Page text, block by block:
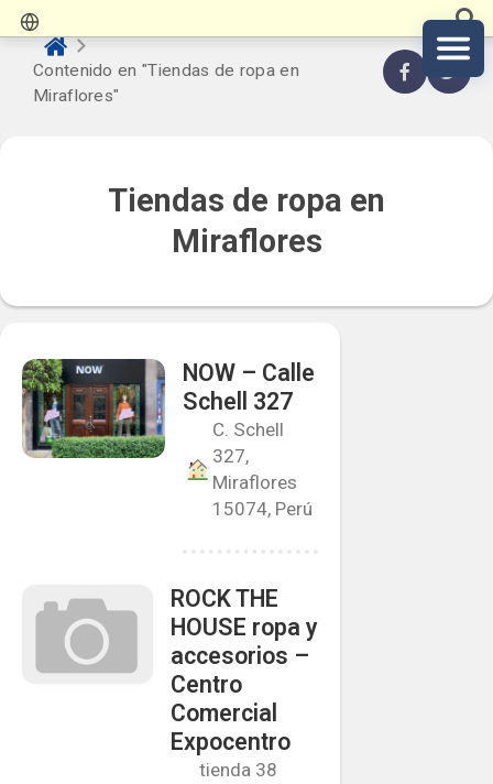
Contenido en "Tiendas de ropa en
Miraflores"
Tiendas de ropa en
Miraflores
NOW – Calle
Schell 327
C. Schell
327,
Miraflores
15074, Perú
ROCK THE
HOUSE ropa y
accesorios –
Centro
Comercial
Expocentro
tienda 38